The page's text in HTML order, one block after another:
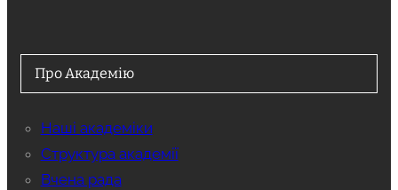
Про Академію
Наші академіки
Структура академії
Вчена рада